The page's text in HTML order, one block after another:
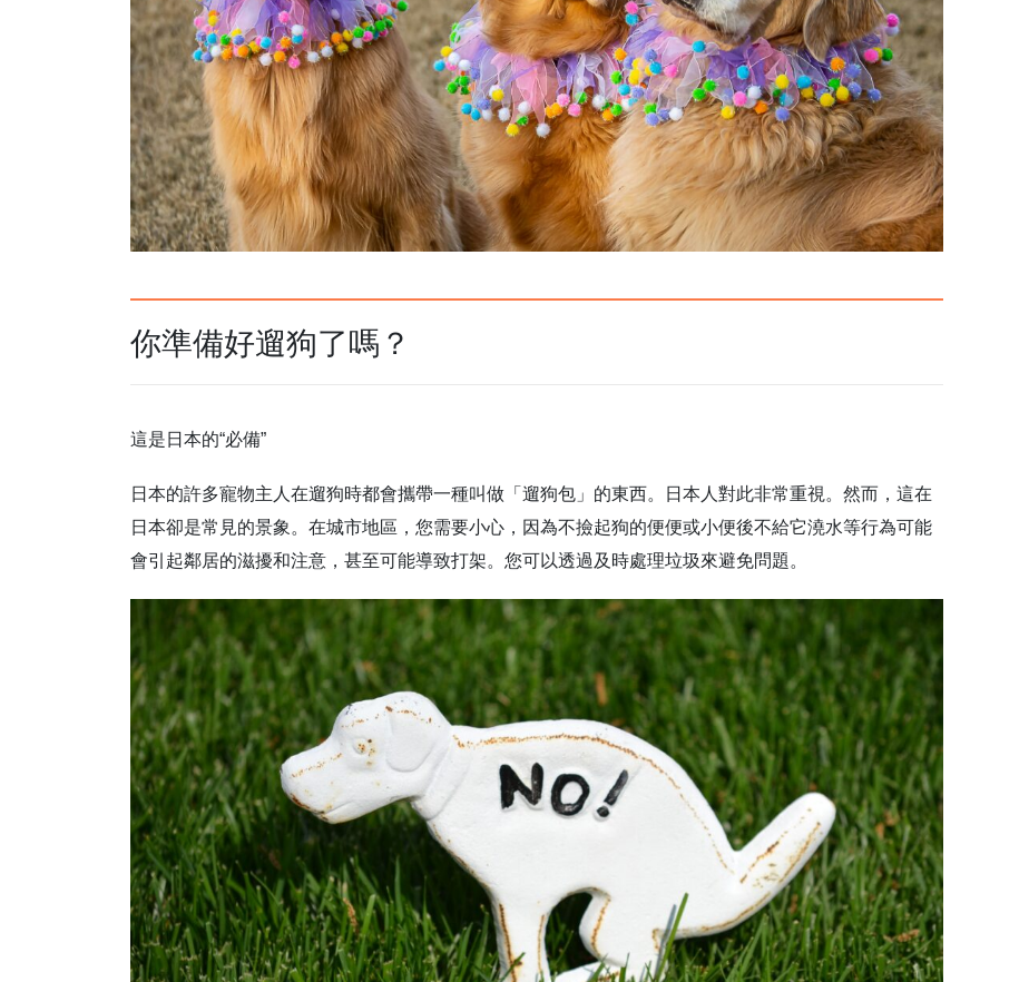
你準備好遛狗了嗎？
這是日本的“必備”
日本的許多寵物主人在遛狗時都會攜帶一種叫做「遛狗包」的東西。日本人對此非常重視。然而，這在
日本卻是常見的景象。在城市地區，您需要小心，因為不撿起狗的便便或小便後不給它澆水等行為可能
會引起鄰居的滋擾和注意，甚至可能導致打架。您可以透過及時處理垃圾來避免問題。